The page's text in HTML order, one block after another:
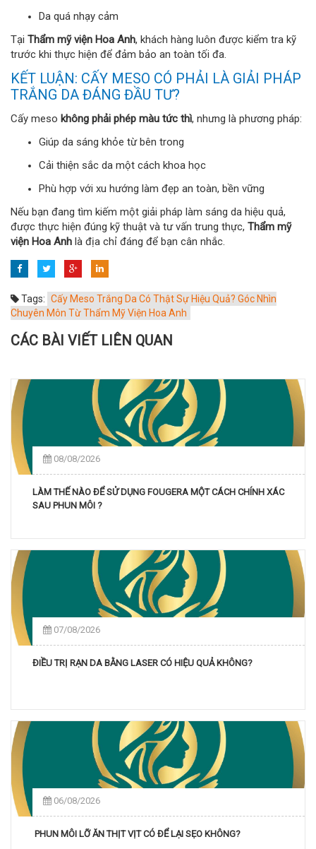
Da quá nhạy cảm
Tại Thẩm mỹ viện Hoa Anh, khách hàng luôn được kiểm tra kỹ
trước khi thực hiện để đảm bảo an toàn tối đa.
KẾT LUẬN: CẤY MESO CÓ PHẢI LÀ GIẢI PHÁP
TRẮNG DA ĐÁNG ĐẦU TƯ?
Cấy meso không phải phép màu tức thì, nhưng là phương pháp:
Giúp da sáng khỏe từ bên trong
Cải thiện sắc da một cách khoa học
Phù hợp với xu hướng làm đẹp an toàn, bền vững
Nếu bạn đang tìm kiếm một giải pháp làm sáng da hiệu quả,
được thực hiện đúng kỹ thuật và tư vấn trung thực, Thẩm mỹ
viện Hoa Anh là địa chỉ đáng để bạn cân nhắc.
Tags: Cấy Meso Trắng Da Có Thật Sự Hiệu Quả? Góc Nhìn
Chuyên Môn Từ Thẩm Mỹ Viện Hoa Anh
CÁC BÀI VIẾT LIÊN QUAN
08/08/2026
LÀM THẾ NÀO ĐỂ SỬ DỤNG FOUGERA MỘT CÁCH CHÍNH XÁC
SAU PHUN MÔI ?
07/08/2026
ĐIỀU TRỊ RẠN DA BẰNG LASER CÓ HIỆU QUẢ KHÔNG?
06/08/2026
PHUN MÔI LỠ ĂN THỊT VỊT CÓ ĐỂ LẠI SẸO KHÔNG?